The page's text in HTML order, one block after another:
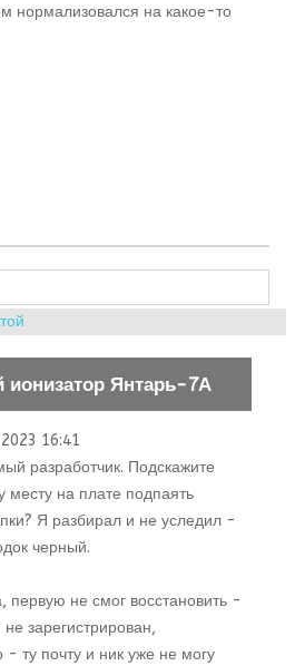
нормализовался на какое-то
ионизатор Янтарь-7А
16:41
разработчик. Подскажите
месту на плате подпаять
Я разбирал и не уследил -
черный.
первую не смог восстановить -
зарегистрирован,
- ту почту и ник уже не могу